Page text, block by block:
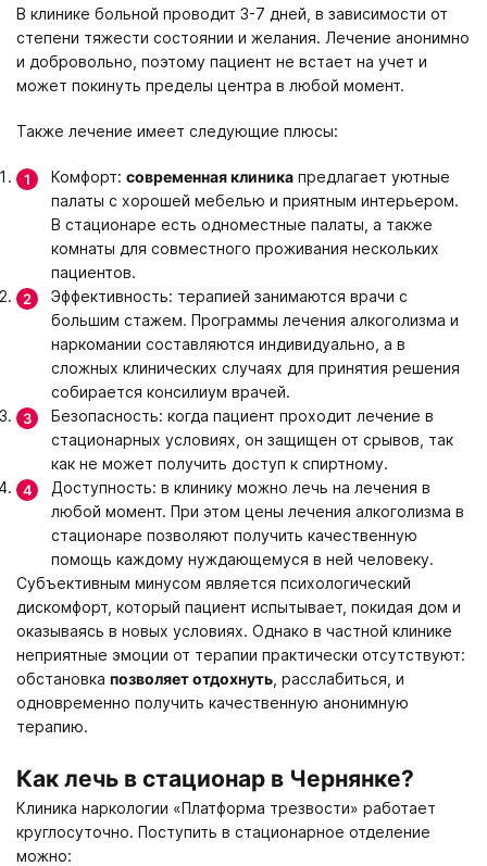
В клинике больной проводит 3-7 дней, в зависимости от
степени тяжести состоянии и желания. Лечение анонимно
и добровольно, поэтому пациент не встает на учет и
может покинуть пределы центра в любой момент.
Также лечение имеет следующие плюсы:
Комфорт: современная клиника предлагает уютные
палаты с хорошей мебелью и приятным интерьером.
В стационаре есть одноместные палаты, а также
комнаты для совместного проживания нескольких
пациентов.
Эффективность: терапией занимаются врачи с
большим стажем. Программы лечения алкоголизма и
наркомании составляются индивидуально, а в
сложных клинических случаях для принятия решения
собирается консилиум врачей.
Безопасность: когда пациент проходит лечение в
стационарных условиях, он защищен от срывов, так
как не может получить доступ к спиртному.
Доступность: в клинику можно лечь на лечения в
любой момент. При этом цены лечения алкоголизма в
стационаре позволяют получить качественную
помощь каждому нуждающемуся в ней человеку.
Субъективным минусом является психологический
дискомфорт, который пациент испытывает, покидая дом и
оказываясь в новых условиях. Однако в частной клинике
неприятные эмоции от терапии практически отсутствуют:
обстановка позволяет отдохнуть , расслабиться, и
одновременно получить качественную анонимную
терапию.
Как лечь в стационар в Чернянке?
Клиника наркологии «Платформа трезвости» работает
круглосуточно. Поступить в стационарное отделение
можно: